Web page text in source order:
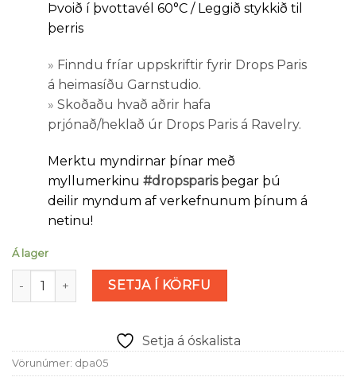
Þvoið í þvottavél 60°C / Leggið stykkið til
þerris
» Finndu fríar uppskriftir fyrir Drops Paris
á heimasíðu Garnstudio.
» Skoðaðu hvað aðrir hafa
prjónað/heklað úr Drops Paris á Ravelry.
Merktu myndirnar þínar með
myllumerkinu #dropsparisþegar þú
deilir myndum af verkefnunum þínum á
netinu!
Á lager
Drops Paris - syren (nr 05) magn
SETJA Í KÖRFU
Setja á óskalista
Vörunúmer: dpa05